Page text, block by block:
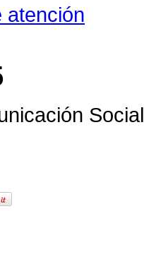
atención
Social